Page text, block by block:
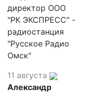
директор ООО
"РК ЭКСПРЕСС" -
радиостанция
"Русское Радио
Омск"
11 августа
Александр